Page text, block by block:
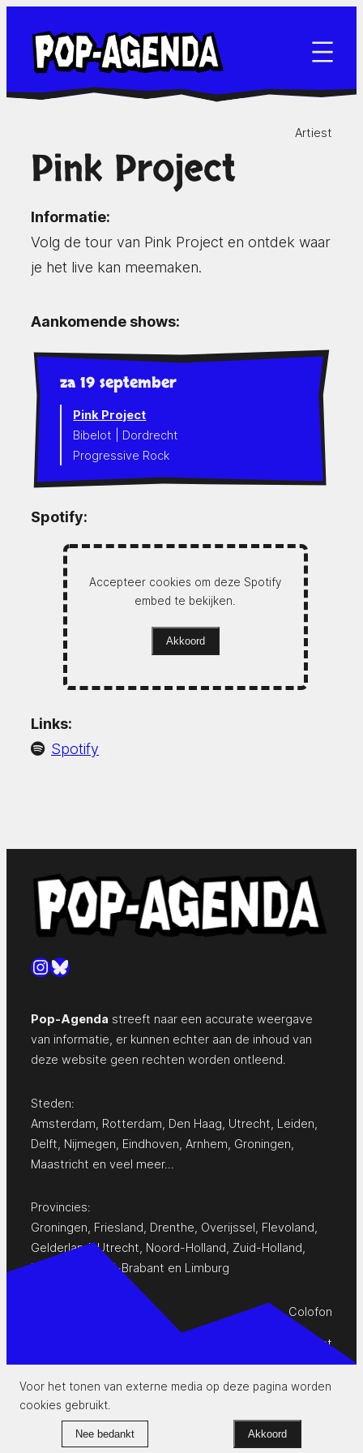
Voor het tonen van externe media op deze pagina worden
cookies gebruikt.
Nee bedankt Akkoord
naar
inhoud
Artiest
Pink Project
Informatie:
Volg de tour van Pink Project en ontdek waar
je het live kan meemaken.
Aankomende shows:
za 19 september
Pink Project
Bibelot | Dordrecht
Progressive Rock
Spotify:
Accepteer cookies om deze Spotify
embed te bekijken.
Akkoord
Links:
Spotify
Instagram
Bluesky
Pop-Agenda streeft naar een accurate weergave
van informatie, er kunnen echter aan de inhoud van
deze website geen rechten worden ontleend.
Steden:
Amsterdam Rotterdam Den Haag Utrecht Leiden
Delft Nijmegen Eindhoven Arnhem Groningen
Maastricht en veel meer…
Provincies:
Groningen Friesland Drenthe Overijssel Flevoland
Gelderland,Utrecht Noord-Holland Zuid-Holland
Zeeland
Noord-Brabant en Limburg
Colofon
Privacy Statement